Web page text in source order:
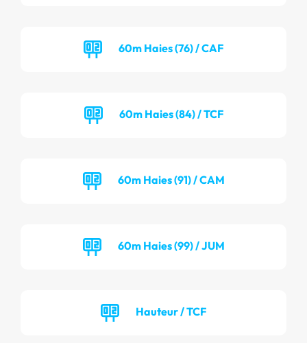
60m Haies (76) / CAF
60m Haies (84) / TCF
60m Haies (91) / CAM
60m Haies (99) / JUM
Hauteur / TCF